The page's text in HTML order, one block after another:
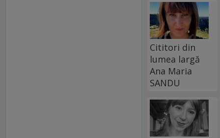
Cititori din
lumea largă
Ana Maria
SANDU